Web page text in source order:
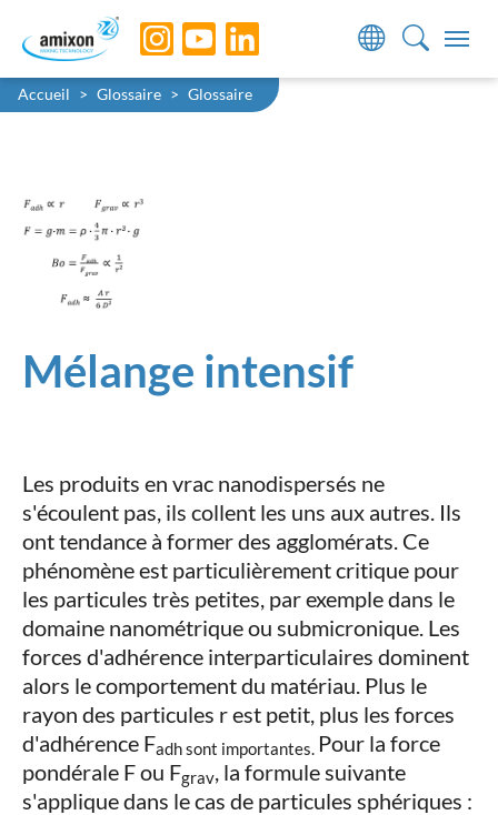
Skip to main navigation
Skip to main content
Skip to page footer
You are here:
Accueil Glossaire Glossaire
Mélange intensif
Les produits en vrac nanodispersés ne
s'écoulent pas, ils collent les uns aux autres. Ils
ont tendance à former des agglomérats. Ce
phénomène est particulièrement critique pour
les particules très petites, par exemple dans le
domaine nanométrique ou submicronique. Les
forces d'adhérence interparticulaires dominent
alors le comportement du matériau. Plus le
rayon des particules r est petit, plus les forces
d'adhérence Fadh sont importantes. Pour la force
pondérale F ou Fgrav , la formule suivante
s'applique dans le cas de particules sphériques :